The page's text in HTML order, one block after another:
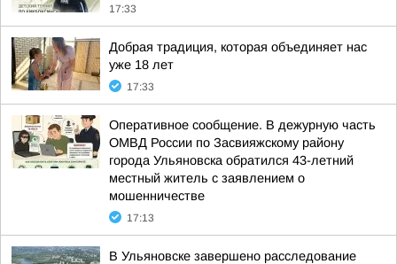
17:33
Добрая традиция, которая объединяет нас
уже 18 лет
17:33
Оперативное сообщение. В дежурную часть
ОМВД России по Засвияжскому району
города Ульяновска обратился 43-летний
местный житель с заявлением о
мошенничестве
17:13
В Ульяновске завершено расследование